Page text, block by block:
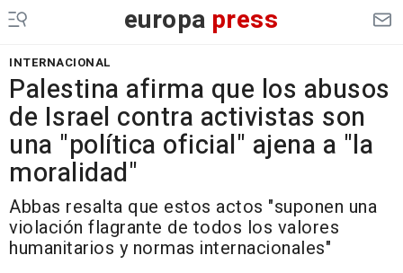
europa press
INTERNACIONAL
Palestina afirma que los abusos
de Israel contra activistas son
una "política oficial" ajena a "la
moralidad"
Abbas resalta que estos actos "suponen una
violación flagrante de todos los valores
humanitarios y normas internacionales"